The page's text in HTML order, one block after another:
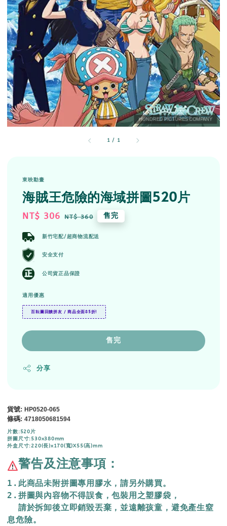
1 / 1
東映動畫
海賊王危險的海域拼圖520片
Sale
NT$ 306 Regular
NT$ 360 售完
新竹宅配/超商物流配送
安全支付
公司貨正品保證
適用優惠
百耘圖回饋拼友 / 商品全面85折!
售完
分享
貨號:HP0520-065
條碼:4718050681594
片數:520片
拼圖尺寸:530x380mm
外盒尺寸:220(長)x170(寬)X55(高)mm
警告及注意事項：
1.此商品未附拼圖專用膠水，請另外購買。
2.拼圖與內容物不得誤食，包裝用之塑膠袋，
  請於拆卸後立即銷毀丟棄，
並遠離孩童，避免產生窒
息危險。